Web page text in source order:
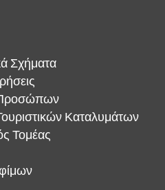
Σχήματα
Καταλυμάτων
Τομέας